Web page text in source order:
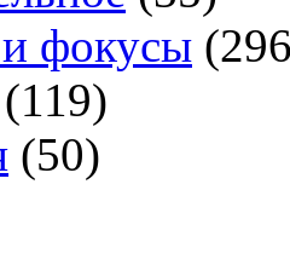
фокусы
(119)
(50)